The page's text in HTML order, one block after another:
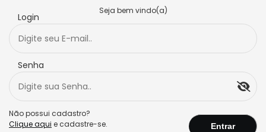
Seja bem vindo(a)
Login
Senha
Não possui cadastro?
Clique aqui e cadastre-se.